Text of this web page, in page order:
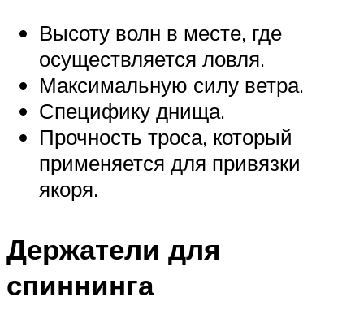
Высоту волн в месте, где
осуществляется ловля.
Максимальную силу ветра.
Специфику днища.
Прочность троса, который
применяется для привязки
якоря.
Держатели для
спиннинга